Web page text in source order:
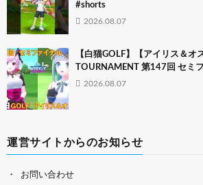
#shorts
2026.08.07
【白猫GOLF】【アイリス＆オ
TOURNAMENT 第147回 セミ
2026.08.07
運営サイトからのお知らせ
お問い合わせ